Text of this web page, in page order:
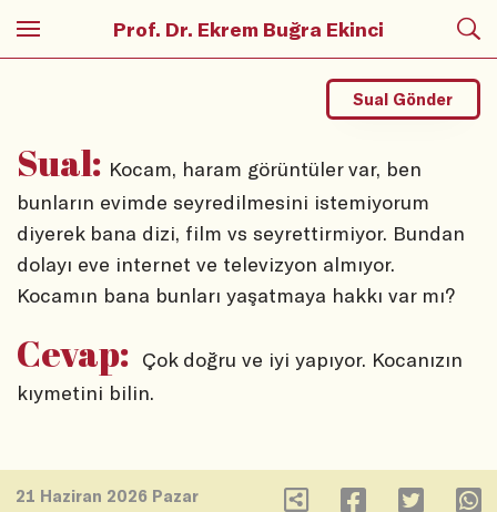
Prof. Dr. Ekrem Buğra Ekinci
Sual: Kocam, haram görüntüler var, ben
bunların evimde seyredilmesini istemiyorum
diyerek bana dizi, film vs seyrettirmiyor. Bundan
dolayı eve internet ve televizyon almıyor.
Kocamın bana bunları yaşatmaya hakkı var mı?
Sual Gönder
Cevap: Çok doğru ve iyi yapıyor. Kocanızın
kıymetini bilin.
21 Haziran 2026 Pazar